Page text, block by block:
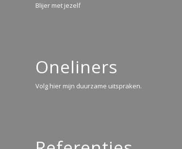
Blijer met jezelf
Oneliners
Volg hier mijn duurzame uitspraken.